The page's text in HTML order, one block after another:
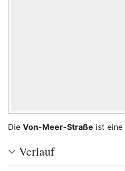
Die Von-Meer-Straße ist eine
Verlauf